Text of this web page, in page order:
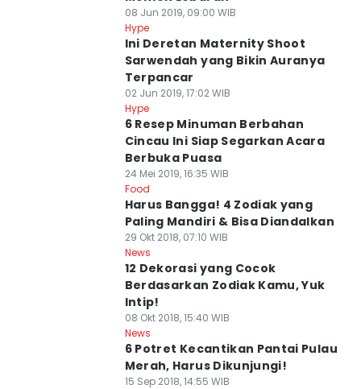
08 Jun 2019, 09:00 WIB
Hype
Ini Deretan Maternity Shoot
Sarwendah yang Bikin Auranya
Terpancar
02 Jun 2019, 17:02 WIB
Hype
6 Resep Minuman Berbahan
Cincau Ini Siap Segarkan Acara
Berbuka Puasa
24 Mei 2019, 16:35 WIB
Food
Harus Bangga! 4 Zodiak yang
Paling Mandiri & Bisa Diandalkan
29 Okt 2018, 07:10 WIB
News
12 Dekorasi yang Cocok
Berdasarkan Zodiak Kamu, Yuk
Intip!
08 Okt 2018, 15:40 WIB
News
6 Potret Kecantikan Pantai Pulau
Merah, Harus Dikunjungi!
15 Sep 2018, 14:55 WIB